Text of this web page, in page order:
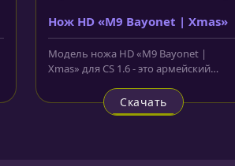
Нож HD «M9 Bayonet | Xmas»
Модель ножа HD «M9 Bayonet |
Xmas» для CS 1.6 - это армейский
украшено...
Скачать